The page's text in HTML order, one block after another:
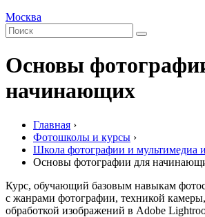
Москва
Основы
начинающих
Главная ›
Фотошколы и курсы ›
Школа фотографии и мультимедиа
Основы фотографии для
Курс, обучающий базовым навыкам
с жанрами фотографии, техникой
обработкой изображений в Adobe